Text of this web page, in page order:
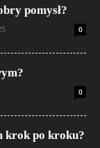
pomysł?
0
0
krok po kroku?